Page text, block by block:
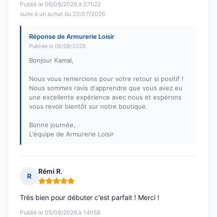
Publié le 06/08/2026 à 07h22
suite à un achat du 23/07/2026
Réponse de Armurerie Loisir
Publiée le 06/08/2026
Bonjour Kamal,
Nous vous remercions pour votre retour si positif !
Nous sommes ravis d'apprendre que vous avez eu
une excellente expérience avec nous et espérons
vous revoir bientôt sur notre boutique.
Bonne journée,
L'équipe de Armurerie Loisir
R
Rémi R.
Note : 5 sur 5
Publié le 05/08/2026 à 14h58
Très bien pour débuter c'est parfait ! Merci !